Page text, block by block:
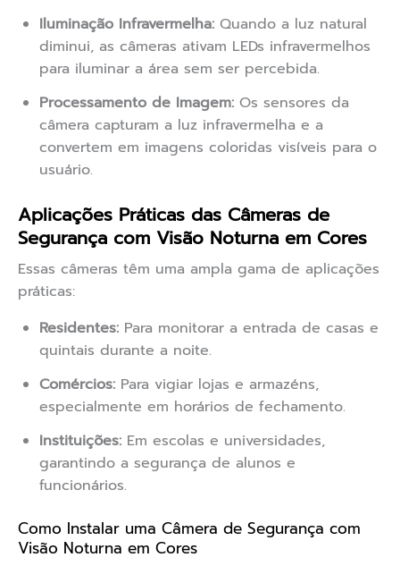
Iluminação Infravermelha: Quando a luz natural
diminui, as câmeras ativam LEDs infravermelhos
para iluminar a área sem ser percebida.
Processamento de Imagem: Os sensores da
câmera capturam a luz infravermelha e a
convertem em imagens coloridas visíveis para o
usuário.
Aplicações Práticas das Câmeras de
Segurança com Visão Noturna em Cores
Essas câmeras têm uma ampla gama de aplicações
práticas:
Residentes: Para monitorar a entrada de casas e
quintais durante a noite.
Comércios: Para vigiar lojas e armazéns,
especialmente em horários de fechamento.
Instituições: Em escolas e universidades,
garantindo a segurança de alunos e
funcionários.
Como Instalar uma Câmera de Segurança com
Visão Noturna em Cores